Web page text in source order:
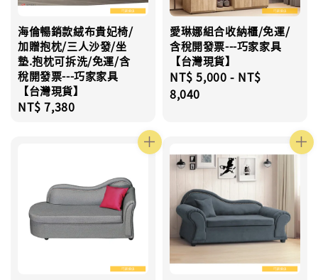
海倫暢銷款絨布貴妃椅/
加贈抱枕/三人沙發/坐
墊.抱枕可拆洗/免運/含
稅開發票---巧家家具
【台灣現貨】
Regular
NT$ 7,380
愛琳娜組合收納櫃/免運/
含稅開發票---巧家家具
【台灣現貨】
Regular
price
NT$ 5,000 - NT$
8,040